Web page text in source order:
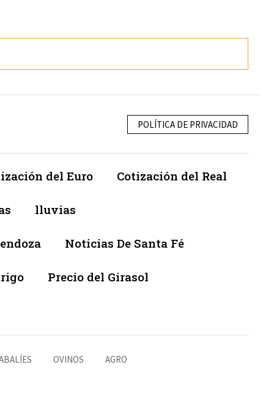
POLÍTICA DE PRIVACIDAD
del Euro Cotización del Real
lluvias
Noticias De Santa Fé
Precio del Girasol
OVINOS AGRO